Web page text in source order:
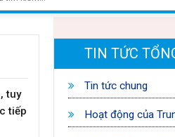
tuy
tiếp
TIN TỨC
Tin tức chung
Hoạt động của